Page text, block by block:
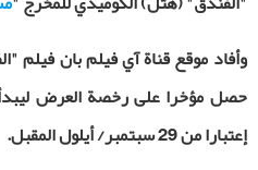
وأفاد موقع قناة آي فيلم بان
حصل مؤخرا على رخصة العرض ليبدأ
إعتبارا من 29 سبتمبر/ أيلول المقبل.